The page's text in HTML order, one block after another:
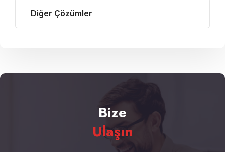
Diğer Çözümler
Bize
Ulaşın